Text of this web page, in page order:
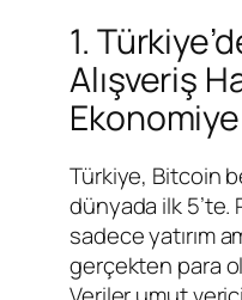
1.
Alışveriş
Türkiye, Bitcoin
dünyada ilk
sadece yatırım
gerçekten para